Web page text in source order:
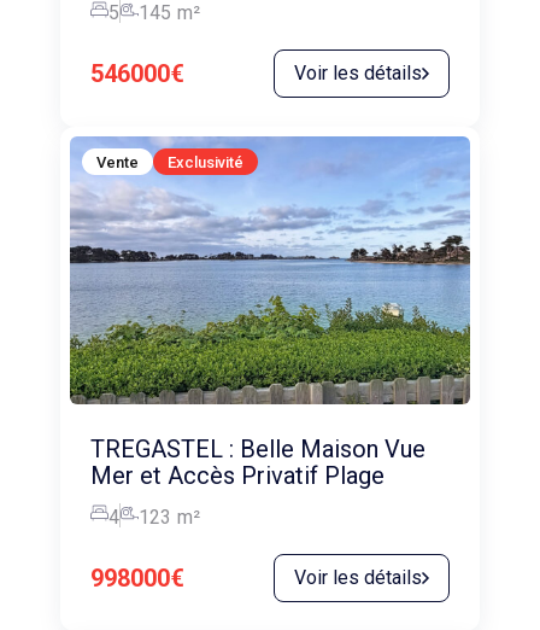
5 145 m²
546000€ Voir les détails
Vente Exclusivité
TREGASTEL : Belle Maison Vue
Mer et Accès Privatif Plage
4 123 m²
998000€ Voir les détails